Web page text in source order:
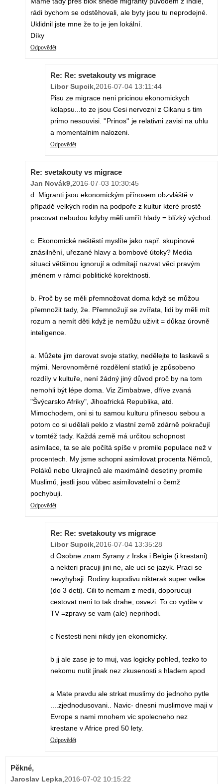
rádi bychom se odstěhovali, ale byty jsou tu neprodejné.
Uklidnil jste mne že to je jen lokální.
Díky
Odpovědět
Re: Re: svetakouty vs migrace
Libor Supcik,2016-07-04 13:11:44
Pisu ze migrace neni pricinou ekonomickych
kolapsu...to ze jsou Cesi nervozni z Cikanu s tim
primo nesouvisi. ''Prinos'' je relativni zavisi na uhlu
a momentalnim nalozeni.
Odpovědět
Re: svetakouty vs migrace
Jan Novák9,2016-07-03 10:30:45
d. Migranti jsou ekonomickým přínosem obzvláště v
případě velkých rodin na podpoře z kultur které prostě
pracovat nebudou kdyby měli umřít hlady = blízký východ.
c. Ekonomické neštěstí myslíte jako např. skupinové
znásilnění, uřezané hlavy a bombové útoky? Media
situaci většinou ignorují a odmítají nazvat věci pravým
jménem v rámci poblitické korektnosti.
b. Proč by se měli přemnožovat doma když se můžou
přemnožit tady, že. Přemnožují se zvířata, lidi by měli mít
rozum a nemít děti když je nemůžu uživit = důkaz úrovně
inteligence.
a. Můžete jim darovat svoje statky, nedělejte to laskavě s
mými. Nerovnoměrné rozdělení statků je způsobeno
rozdíly v kultuře, není žádný jiný důvod proč by na tom
nemohli být lépe doma. Viz Zimbabwe, dříve zvaná
"Švýcarsko Afriky", Jihoafrická Republika, atd.
Mimochodem, oni si tu samou kulturu přinesou sebou a
potom co si udělali peklo z vlastní země zdárně pokračují
v tomtéž tady. Každá země má určitou schopnost
asimilace, ta se ale počítá spíše v promile populace než v
procentech. My jsme schopni asimilovat procenta Němců,
Poláků nebo Ukrajinců ale maximálně desetiny promile
Muslimů, jestli jsou vůbec asimilovatelní o čemž
pochybuji.
Odpovědět
Re: Re: svetakouty vs migrace
Libor Supcik,2016-07-04 13:35:28
d Osobne znam Syrany z Irska i Belgie (i krestani)
a nekteri pracuji jini ne, ale uci se jazyk. Praci se
nevyhybaji. Rodiny kupodivu nikterak super velke
(do 3 deti). Cili to nemam z medii, doporucuji
cestovat neni to tak drahe, osvezi. To co vydite v
TV =zpravy se vam (ale) neprihodi.
c Nestesti neni nikdy jen ekonomicky.
b jj ale zase je to muj, vas logicky pohled, tezko to
nekomu nutit jinak nez zkusenosti s hladem apod
a Mate pravdu ale strkat muslimy do jednoho pytle
....zjednodusovani.. Navic- dnesni muslimove maji v
Evrope s nami mnohem vic spolecneho nez
krestane v Africe pred 50 lety.
Odpovědět
Pěkné,
Jaroslav Lepka,2016-07-02 10:15:22